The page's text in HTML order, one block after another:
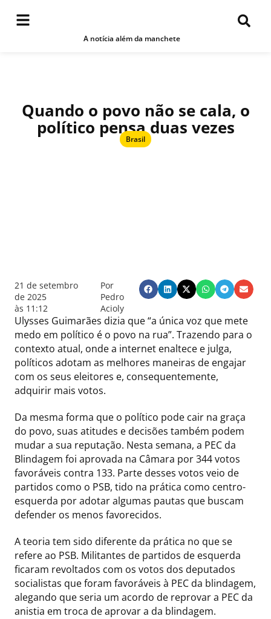
A notícia além da manchete
Quando o povo não se cala, o
político pensa duas vezes
Brasil
21 de setembro
de 2025
às 11:12
Por
Pedro
Acioly
Ulysses Guimarães dizia que “a única voz que mete
medo em político é o povo na rua”. Trazendo para o
contexto atual, onde a internet enaltece e julga,
políticos adotam as melhores maneiras de engajar
com os seus eleitores e, consequentemente,
adquirir mais votos.
Da mesma forma que o político pode cair na graça
do povo, suas atitudes e decisões também podem
mudar a sua reputação. Nesta semana, a PEC da
Blindagem foi aprovada na Câmara por 344 votos
favoráveis contra 133. Parte desses votos veio de
partidos como o PSB, tido na prática como centro-
esquerda por adotar algumas pautas que buscam
defender os menos favorecidos.
A teoria tem sido diferente da prática no que se
refere ao PSB. Militantes de partidos de esquerda
ficaram revoltados com os votos dos deputados
socialistas que foram favoráveis à PEC da blindagem,
alegando que seria um acordo de reprovar a PEC da
anistia em troca de aprovar a da blindagem.